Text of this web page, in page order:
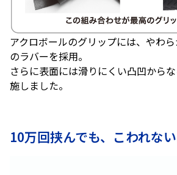
アクロボールのグリップには、やわ
のラバーを採用。
さらに表面には滑りにくい凸凹から
施しました。
10万回挟んでも、こわれない